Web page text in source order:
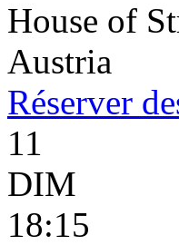
House of
Austria
Réserver
11
DIM
18:15